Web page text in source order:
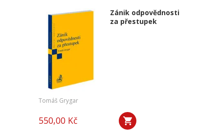
Zánik odpovědnosti
za přestupek
Tomáš Grygar
550,00 Kč